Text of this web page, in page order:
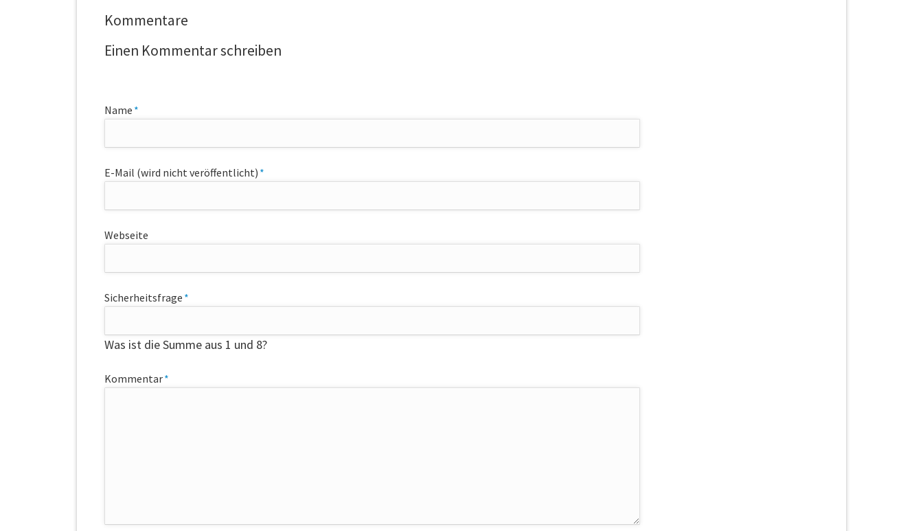
Kommentare
Einen Kommentar schreiben
Pflichtfeld
Name *
Pflichtfeld
E-Mail (wird nicht veröffentlicht) *
Webseite
Pflichtfeld
Sicherheitsfrage *
Was ist die Summe aus 1 und 8?
Pflichtfeld
Kommentar*